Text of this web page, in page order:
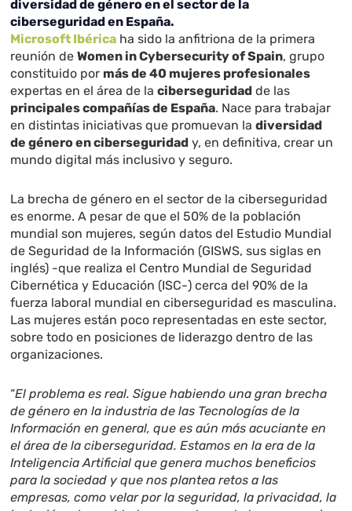
diversidad de género en el sector de la
ciberseguridad en España.
Microsoft Ibérica ha sido la anfitriona de la primera
reunión deWomen in Cybersecurity of Spain, grupo
constituido por más de 40 mujeres profesionales
expertas en el área de laciberseguridad de las
principales compañías de España. Nace para trabajar
en distintas iniciativas que promuevan ladiversidad
de género en ciberseguridad y, en definitiva, crear un
mundo digital más inclusivo y seguro.
La brecha de género en el sector de la ciberseguridad
es enorme. A pesar de que el50% de la población
mundial son mujeres, según datos del Estudio Mundial
de Seguridad de la Información (GISWS, sus siglas en
inglés) -que realiza el Centro Mundial de Seguridad
Cibernética y Educación (ISC-) cerca del90% de la
fuerza laboral mundial en ciberseguridad es masculina.
Las mujeres están poco representadas en este sector,
sobre todo en posiciones de liderazgo dentro de las
organizaciones.
“El problema es real. Sigue habiendo una gran brecha
de género en la industria de las Tecnologías de la
Información en general, que es aún más acuciante en
el área de la ciberseguridad. Estamos en la era de la
Inteligencia Artificial que genera muchos beneficios
para la sociedad y que nos plantea retos a las
empresas, como velar por la seguridad, la privacidad, la